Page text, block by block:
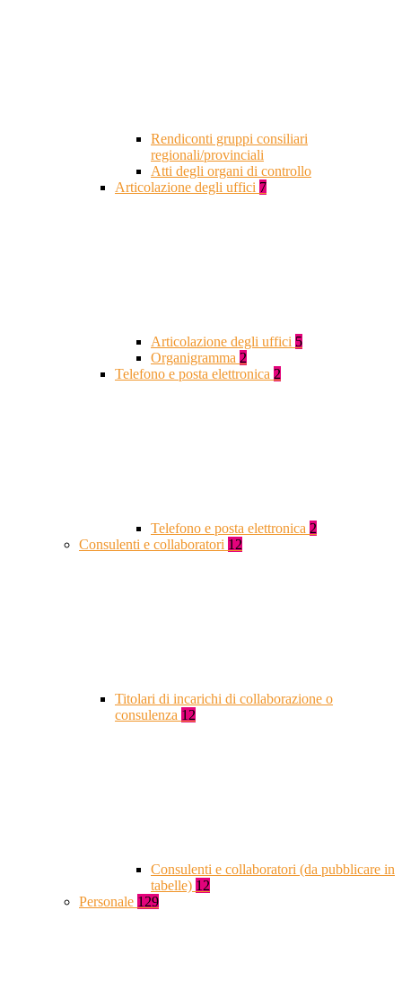
Rendiconti gruppi consiliari
regionali/provinciali
Atti degli organi di controllo
Articolazione degli uffici 7
Articolazione degli uffici 5
Organigramma 2
Telefono e posta elettronica 2
Telefono e posta elettronica 2
Consulenti e collaboratori 12
Titolari di incarichi di collaborazione o
consulenza 12
Consulenti e collaboratori (da pubblicare in
tabelle) 12
Personale 129